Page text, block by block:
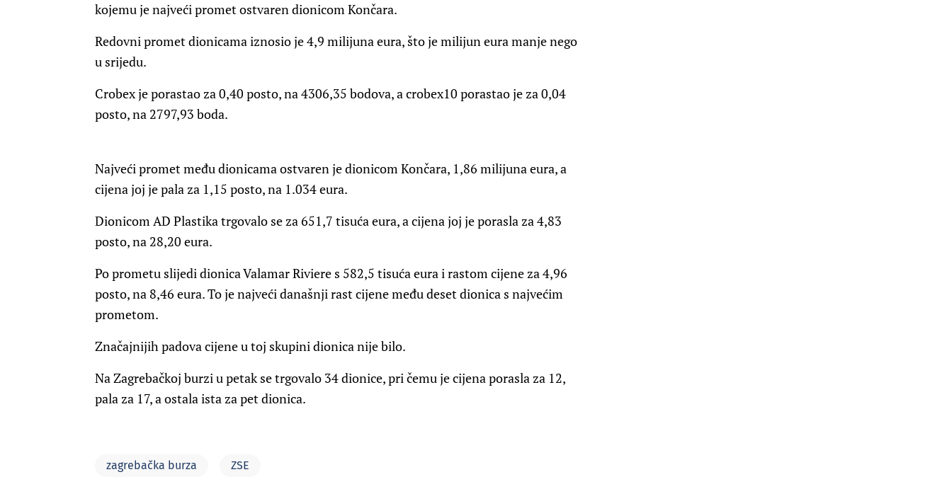
kojemu je najveći promet ostvaren dionicom Končara.
Redovni promet dionicama iznosio je 4,9 milijuna eura, što je milijun eura manje nego
u srijedu.
Crobex je porastao za 0,40 posto, na 4306,35 bodova, a crobex10 porastao je za 0,04
posto, na 2797,93 boda.
Najveći promet među dionicama ostvaren je dionicom Končara, 1,86 milijuna eura, a
cijena joj je pala za 1,15 posto, na 1.034 eura.
Dionicom AD Plastika trgovalo se za 651,7 tisuća eura, a cijena joj je porasla za 4,83
posto, na 28,20 eura.
Po prometu slijedi dionica Valamar Riviere s 582,5 tisuća eura i rastom cijene za 4,96
posto, na 8,46 eura. To je najveći današnji rast cijene među deset dionica s najvećim
prometom.
Značajnijih padova cijene u toj skupini dionica nije bilo.
Na Zagrebačkoj burzi u petak se trgovalo 34 dionice, pri čemu je cijena porasla za 12,
pala za 17, a ostala ista za pet dionica.
zagrebačka burza ZSE